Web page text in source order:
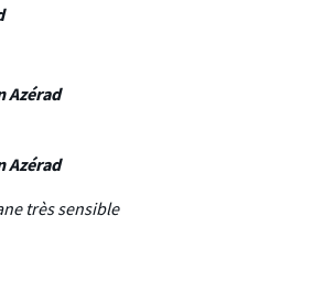
Azérad
Azérad
très sensible